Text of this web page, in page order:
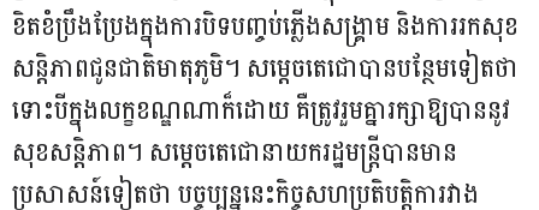
ខិតខំប្រឹងប្រែងក្នុងការបិទបញ្ចប់ភ្លើងសង្គ្រាម និងការរកសុខ
សន្តិភាពជូនជាតិមាតុភូមិ។ សម្តេចតេជោបានបន្ថែមទៀតថា
ទោះបីក្នុងលក្ខខណ្ឌណាក៏ដោយ គឺត្រូវរួមគ្នារក្សាឱ្យបាននូវ
សុខសន្តិភាព។ សម្តេចតេជោនាយករដ្ឋមន្ត្រីបានមាន
ប្រសាសន៍ទៀតថា បច្ចុប្បន្ននេះកិច្ចសហប្រតិបត្តិការវាង